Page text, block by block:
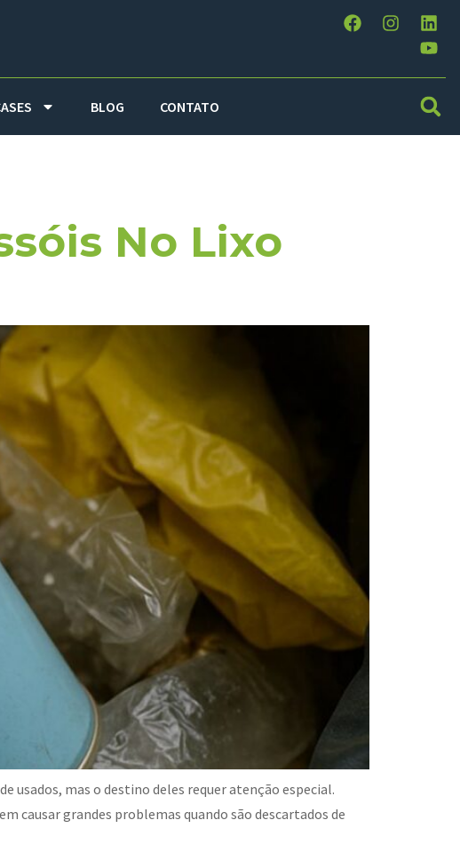
BLOG CONTATO
No Lixo
usados, mas o destino deles requer atenção especial.
causar grandes problemas quando são descartados de